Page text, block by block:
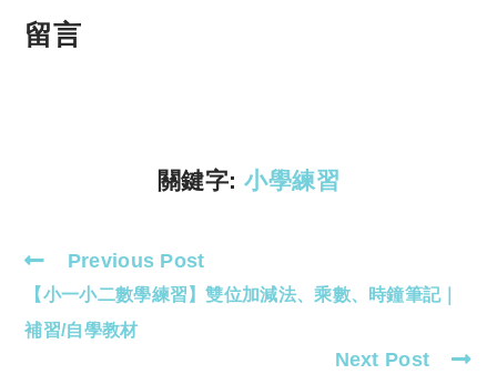
留言
關鍵字:小學練習
Read
more
articles
Previous Post
【小一小二數學練習】雙位加減法、乘數、時鐘筆記｜
補習/自學教材
Next Post